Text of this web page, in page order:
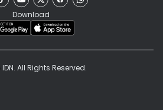
Download
All Rights Reserved.